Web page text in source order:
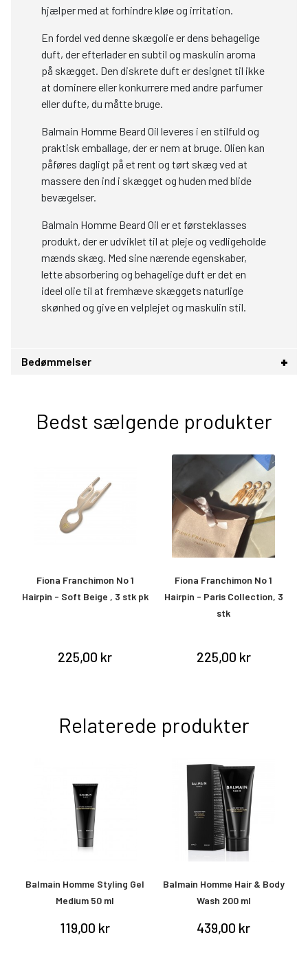
hjælper med at forhindre kløe og irritation.
En fordel ved denne skægolie er dens behagelige
duft, der efterlader en subtil og maskulin aroma
på skægget. Den diskrete duft er designet til ikke
at dominere eller konkurrere med andre parfumer
eller dufte, du måtte bruge.
Balmain Homme Beard Oil leveres i en stilfuld og
praktisk emballage, der er nem at bruge. Olien kan
påføres dagligt på et rent og tørt skæg ved at
massere den ind i skægget og huden med blide
bevægelser.
Balmain Homme Beard Oil er et førsteklasses
produkt, der er udviklet til at pleje og vedligeholde
mænds skæg. Med sine nærende egenskaber,
lette absorbering og behagelige duft er det en
ideel olie til at fremhæve skæggets naturlige
skønhed og give en velplejet og maskulin stil.
Bedømmelser
Bedst sælgende produkter
Fiona Franchimon No 1
Hairpin - Soft Beige , 3 stk pk
225,00 kr
Fiona Franchimon No 1
Hairpin - Paris Collection, 3
stk
225,00 kr
Relaterede produkter
Balmain Homme Styling Gel
Medium 50 ml
119,00 kr
Balmain Homme Hair & Body
Wash 200 ml
439,00 kr